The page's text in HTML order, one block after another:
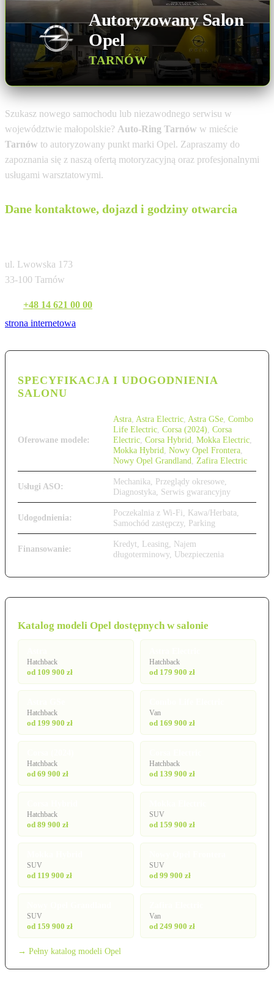
Autoryzowany Salon
Opel
TARNÓW
Szukasz nowego samochodu lub niezawodnego serwisu w
województwie małopolskie? Auto-Ring Tarnów w mieście
Tarnów to autoryzowany punkt marki Opel. Zapraszamy do
zapoznania się z naszą ofertą motoryzacyjną oraz profesjonalnymi
usługami warsztatowymi.
Dane kontaktowe, dojazd i godziny otwarcia
ul. Lwowska 173
33-100 Tarnów
+48 14 621 00 00
strona internetowa
SPECYFIKACJA I UDOGODNIENIA
SALONU
Oferowane modele:
Astra Astra Electric Astra GSe Combo
Life Electric Corsa (2024) Corsa
Electric Corsa Hybrid Mokka Electric
Mokka Hybrid Nowy Opel Frontera
Nowy Opel Grandland
Zafira Electric
Usługi ASO:
Mechanika, Przeglądy okresowe,
Diagnostyka, Serwis gwarancyjny
Udogodnienia:
Poczekalnia z Wi-Fi, Kawa/Herbata,
Samochód zastępczy, Parking
Finansowanie:
Kredyt, Leasing, Najem
długoterminowy, Ubezpieczenia
Katalog modeli Opel dostępnych w salonie
Hatchback
od 109 900 zł
Hatchback
od 179 900 zł
Hatchback
od 199 900 zł
Van
od 169 900 zł
Hatchback
od 69 900 zł
Hatchback
od 139 900 zł
Hatchback
od 89 900 zł
SUV
od 159 900 zł
SUV
od 119 900 zł
SUV
od 99 900 zł
SUV
od 159 900 zł
Van
od 249 900 zł
→ Pełny katalog modeli Opel